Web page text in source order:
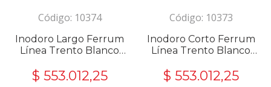
Código: 10374
Inodoro Largo Ferrum
Línea Trento Blanco
$ 553.012,25
Código: 10373
Inodoro Corto Ferrum
Línea Trento Blanco
$ 553.012,25